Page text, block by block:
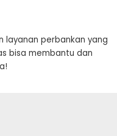
layanan perbankan yang
bisa membantu dan